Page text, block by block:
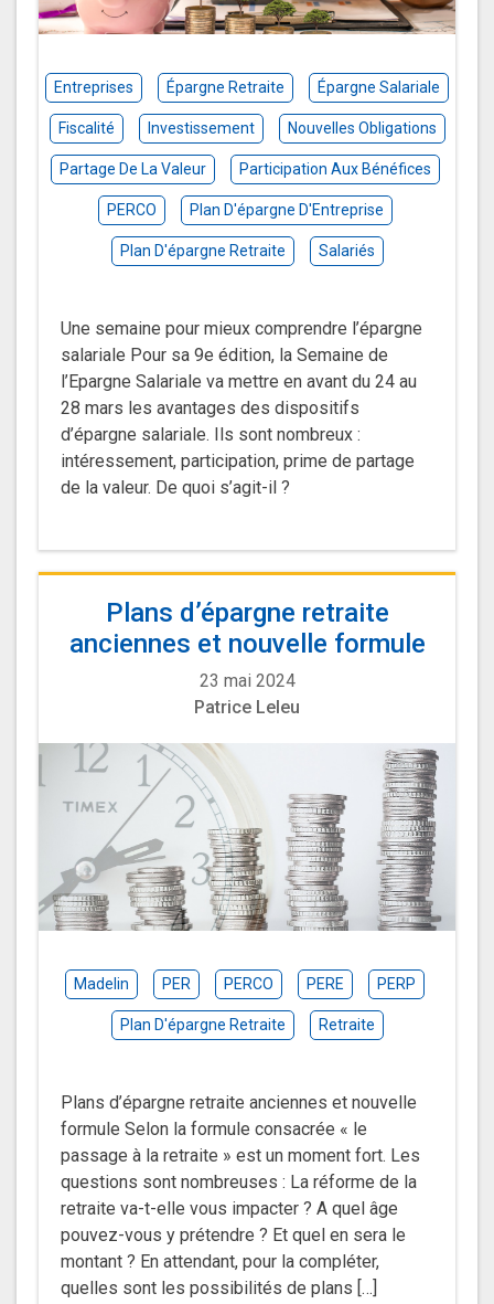
Entreprises Épargne Retraite Épargne Salariale
Fiscalité Investissement Nouvelles Obligations
Partage De La Valeur Participation Aux Bénéfices
PERCO Plan D'épargne D'Entreprise
Plan D'épargne Retraite Salariés
Une semaine pour mieux comprendre l’épargne
salariale Pour sa 9e édition, la Semaine de
l’Epargne Salariale va mettre en avant du 24 au
28 mars les avantages des dispositifs
d’épargne salariale. Ils sont nombreux :
intéressement, participation, prime de partage
de la valeur. De quoi s’agit-il ?
Plans d’épargne retraite
anciennes et nouvelle formule
23 mai 2024
Patrice Leleu
Madelin PER PERCO PERE PERP
Plan D'épargne Retraite Retraite
Plans d’épargne retraite anciennes et nouvelle
formule Selon la formule consacrée « le
passage à la retraite » est un moment fort. Les
questions sont nombreuses : La réforme de la
retraite va-t-elle vous impacter ? A quel âge
pouvez-vous y prétendre ? Et quel en sera le
montant ? En attendant, pour la compléter,
quelles sont les possibilités de plans […]